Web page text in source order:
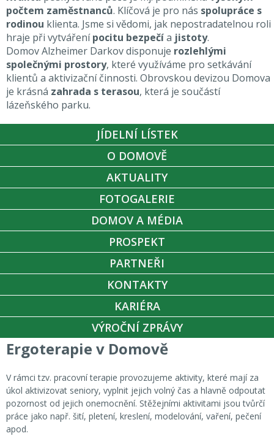
počtem zaměstnanců. Klíčová je pro nás spolupráce s
rodinou klienta. Jsme si vědomi, jak nepostradatelnou roli
hraje při vytvářenípocitu bezpečía jistoty.
Domov Alzheimer Darkov disponuje rozlehlými
společnými prostory, které využíváme pro setkávání
klientů a aktivizační činnosti. Obrovskou devizou Domova
je krásná zahrada s terasou, která je součástí
lázeňského parku.
JÍDELNÍ LÍSTEK
O DOMOVĚ
AKTUALITY
FOTOGALERIE
DOMOV A MÉDIA
PROSPEKT
PARTNEŘI
KONTAKTY
KARIÉRA
VÝROČNÍ ZPRÁVY
Ergoterapie v Domově
V rámci tzv. pracovní terapie provozujeme aktivity, které mají za
úkol aktivizovat seniory, vyplnit jejich volný čas a hlavně odpoutat
pozornost od jejich onemocnění. Stěžejními aktivitami jsou tvůrčí
práce jako např. šití, pletení, kreslení, modelování, vaření, pečení
apod.